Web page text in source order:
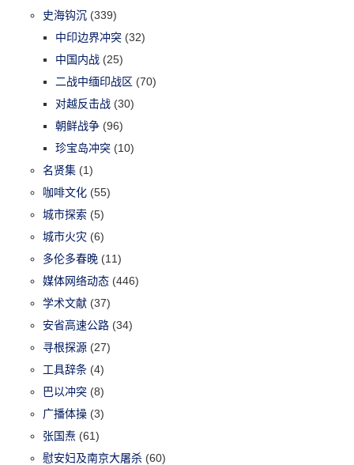
史海钩沉 (339)
中印边界冲突 (32)
中国内战 (25)
二战中缅印战区 (70)
对越反击战 (30)
朝鲜战争 (96)
珍宝岛冲突 (10)
名贤集 (1)
咖啡文化 (55)
城市探索 (5)
城市火灾 (6)
多伦多春晚 (11)
媒体网络动态 (446)
学术文献 (37)
安省高速公路 (34)
寻根探源 (27)
工具辞条 (4)
巴以冲突 (8)
广播体操 (3)
张国焘 (61)
慰安妇及南京大屠杀 (60)